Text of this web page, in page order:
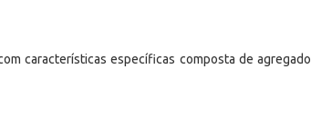
características específicas composta de agregado